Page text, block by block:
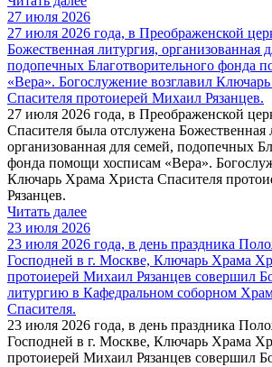
27 июля 2026
27 июля 2026 года, в Преображенской
Божественная литургия, организованная
подопечных Благотворительного фонда
«Вера». Богослужение возглавил
Спасителя протоиерей Михаил Рязанцев.
27 июля 2026 года, в Преображенской
Спасителя была отслужена Божественная
организованная для семей, подопечных
фонда помощи хосписам «Вера».
Ключарь Храма Христа Спасителя
Рязанцев.
Читать далее
23 июля 2026
23 июля 2026 года, в день праздника
Господней в г. Москве, Ключарь Храма
протоиерей Михаил Рязанцев совершил
литургию в Кафедральном cоборном
Спасителя.
23 июля 2026 года, в день праздника
Господней в г. Москве, Ключарь Храма
протоиерей Михаил Рязанцев совершил